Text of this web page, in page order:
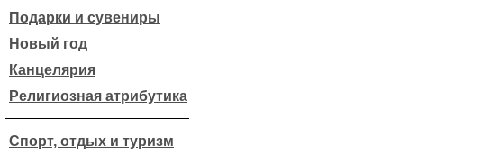
Подарки и сувениры
Новый год
Канцелярия
Религиозная атрибутика
Спорт, отдых и туризм